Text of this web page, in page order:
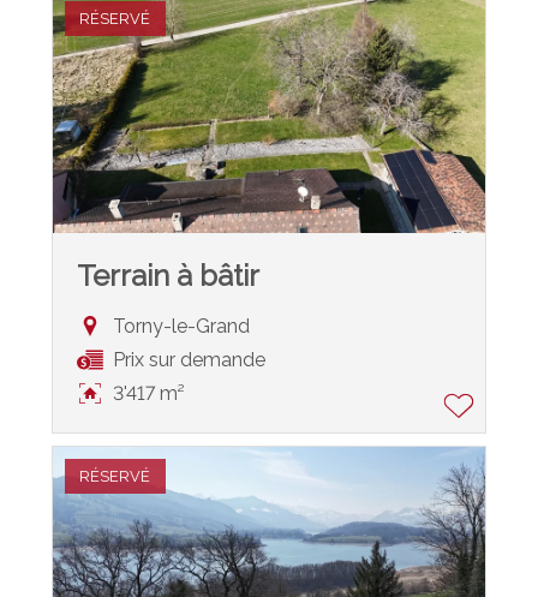
RÉSERVÉ
Terrain à bâtir
Torny-le-Grand
Prix sur demande
3'417 m²
RÉSERVÉ